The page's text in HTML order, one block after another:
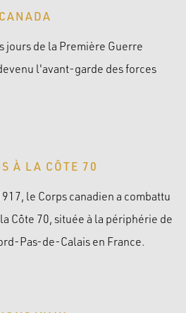
jours de la Première Guerre
l'avant-garde des forces
À LA CÔTE 70
le Corps canadien a combattu
Côte 70, située à la périphérie de
Pas-de-Calais en France.